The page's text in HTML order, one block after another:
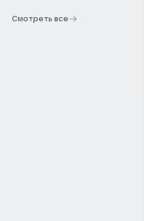
Смотреть все